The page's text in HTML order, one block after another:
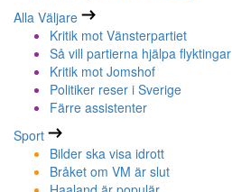
Alla Väljare
Kritik mot Vänsterpartiet
Så vill partierna hjälpa flyktingar
Kritik mot Jomshof
Politiker reser i Sverige
Färre assistenter
Sport
Bilder ska visa idrott
Bråket om VM är slut